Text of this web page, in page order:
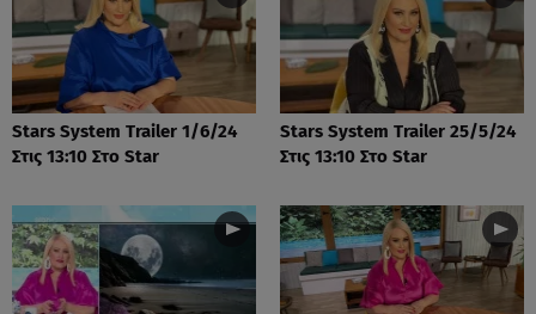
Stars System Trailer 1/6/24
Στις 13:10 Στο Star
Stars System Trailer 25/5/24
Στις 13:10 Στο Star